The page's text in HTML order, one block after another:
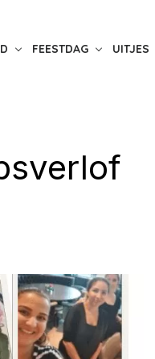
FEESTDAG UITJES